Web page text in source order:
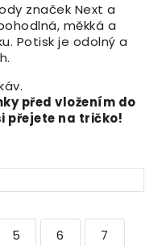
značek Next a
měkká a
Potisk je odolný a
před vložením do
přejete na tričko!
5 6 7